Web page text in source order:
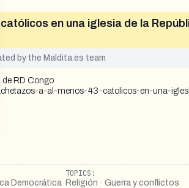
en una iglesia de la
by the Maldita.es team
de RD Congo
a-al-menos-43-catolicos-en-una-
Democrática
TOPICS:
Religión · Guerra y conflictos